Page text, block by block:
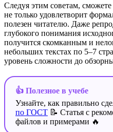
Следуя этим советам,
не только удовлетворит
полезен читателю. Даже
глубокого понимания
получится скомканным и
небольших текстах по 5–7
уровень сложности до
👍 Полезное в учебе
Узнайте, как правильно
по ГОСТ 📝 Статья с
файлов и примерами 🔥